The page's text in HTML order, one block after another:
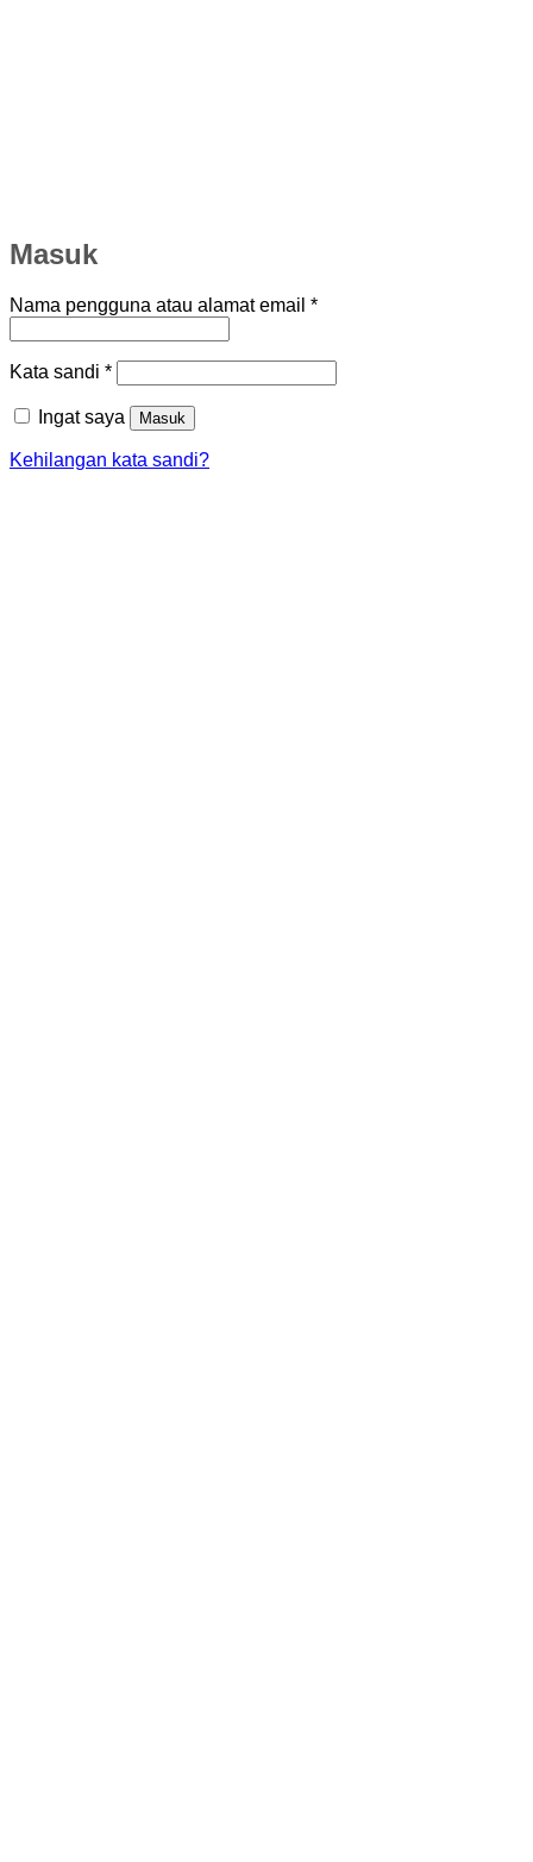
Masuk
Nama pengguna atau alamat email *Wajib
Kata sandi *Wajib
Ingat saya Masuk
Kehilangan kata sandi?